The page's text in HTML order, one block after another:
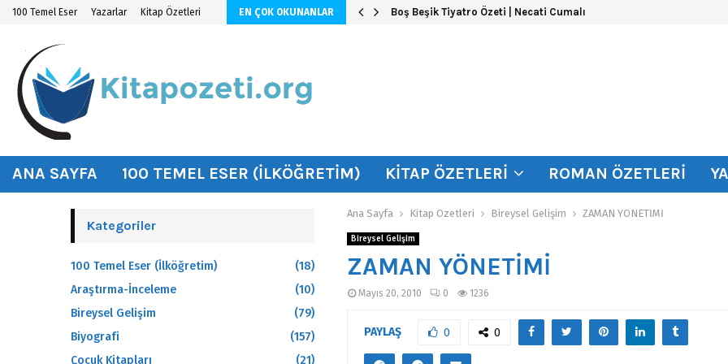
100 Temel Eser Yazarlar Kitap Özetleri EN ÇOK OKUNANLAR
ÖZETİ Boş Beşik Tiyatro Özeti | Necati Cumalı
ANA SAYFA 100 TEMEL ESER (İLKÖĞRETIM) KITAP ÖZETLERI ROMAN ÖZETLERI
Ana Sayfa Kitap Özetleri Bireysel Gelişim ZAMAN YÖNETİMİ
Bireysel Gelişim
ZAMAN YÖNETİMİ
Mayıs 20, 2010 0 1236
PAYLAŞ 0 0
Kategoriler
100 Temel Eser (İlköğretim)
(18)
Araştırma-İnceleme
(10)
Bireysel Gelişim
(79)
Biyografi
(157)
Çocuk Kitapları
(21)